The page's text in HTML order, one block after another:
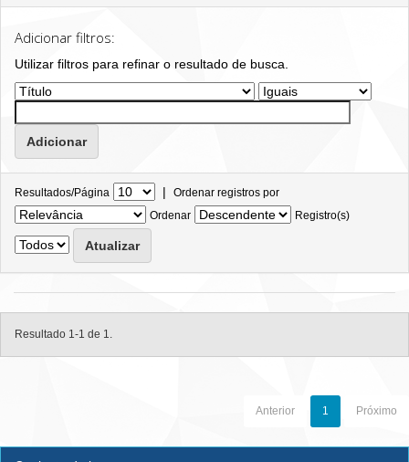
Adicionar filtros:
Utilizar filtros para refinar o resultado de busca.
Resultados/Página | Ordenar registros por
Ordenar
Registro(s)
Resultado 1-1 de 1.
Anterior 1 Próximo